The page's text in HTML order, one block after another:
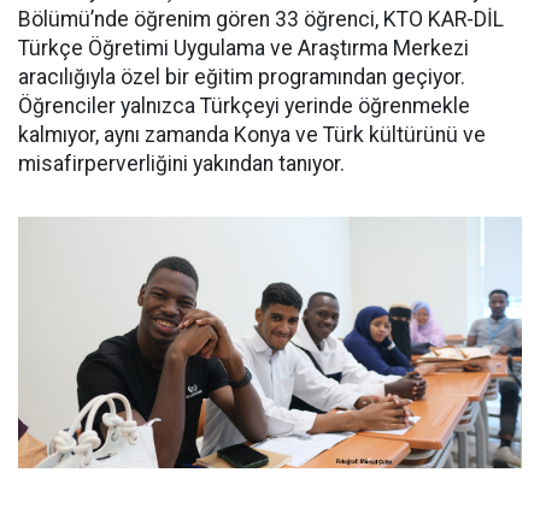
Bölümü’nde öğrenim gören 33 öğrenci, KTO KAR-DİL
Türkçe Öğretimi Uygulama ve Araştırma Merkezi
aracılığıyla özel bir eğitim programından geçiyor.
Öğrenciler yalnızca Türkçeyi yerinde öğrenmekle
kalmıyor, aynı zamanda Konya ve Türk kültürünü ve
misafirperverliğini yakından tanıyor.